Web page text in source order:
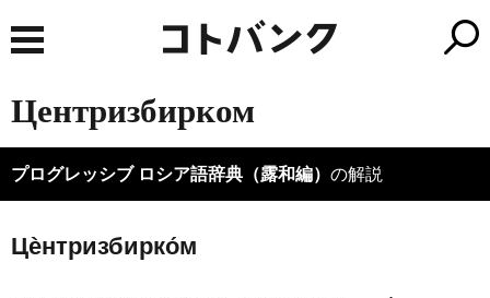
Центризбирком
プログレッシブ ロシア語辞典（露和編） の解説
Цѐнтризбирко́м